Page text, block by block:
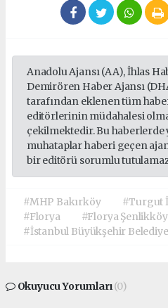
Anadolu Ajansı (AA), İhlas
Demirören Haber Ajansı
tarafından eklenen tüm
editörlerinin müdahalesi
çekilmektedir. Bu
muhataplar haberi geçen
bir editörü sorumlu
#MHP Bakırköy #Turgut
#Florya
#Florya Şenlikköy
#İstanbul Büyükşehir
Okuyucu Yorumları(0)